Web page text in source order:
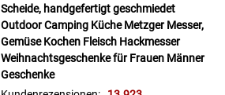
Scheide, handgefertigt geschmiedet
Outdoor Camping Küche Metzger Messer,
Gemüse Kochen Fleisch Hackmesser
Weihnachtsgeschenke für Frauen Männer
Geschenke